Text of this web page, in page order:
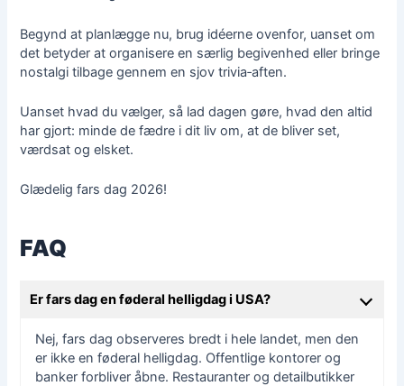
Begynd at planlægge nu, brug idéerne ovenfor, uanset om
det betyder at organisere en særlig begivenhed eller bringe
nostalgi tilbage gennem en sjov trivia‑aften.
Uanset hvad du vælger, så lad dagen gøre, hvad den altid
har gjort: minde de fædre i dit liv om, at de bliver set,
værdsat og elsket.
Glædelig fars dag 2026!
FAQ
Er fars dag en føderal helligdag i USA?
Nej, fars dag observeres bredt i hele landet, men den
er ikke en føderal helligdag. Offentlige kontorer og
banker forbliver åbne. Restauranter og detailbutikker